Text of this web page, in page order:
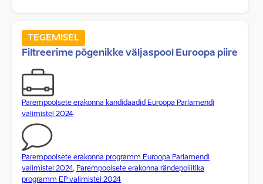
TEGEMISEL
Filtreerime põgenikke väljaspool Euroopa piire
Parempoolsete erakonna kandidaadid Euroopa Parlamendi
valimistel 2024
Parempoolsete erakonna programm Euroopa Parlamendi
valimistel 2024, Parempoolsete erakonna rändepoliitika
programm EP valimistel 2024